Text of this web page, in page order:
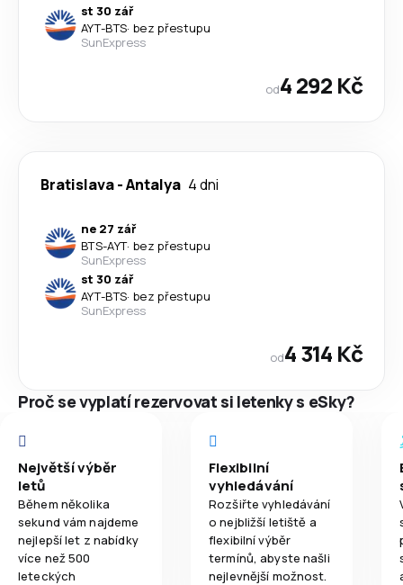
st 30 zář
AYT-BTS· bez přestupu
SunExpress
od4 292 Kč
Bratislava-Antalya 4 dni
ne 27 zář
BTS-AYT· bez přestupu
SunExpress
st 30 zář
AYT-BTS· bez přestupu
SunExpress
od4 314 Kč
Proč se vyplatí rezervovat si letenky s eSky?
Největší výběr
letů
Během několika
sekund vám najdeme
nejlepší let z nabídky
více než 500
leteckých
Flexibilní
vyhledávání
Rozšiřte vyhledávání
o nejbližší letiště a
flexibilní výběr
termínů, abyste našli
nejlevnější možnost.